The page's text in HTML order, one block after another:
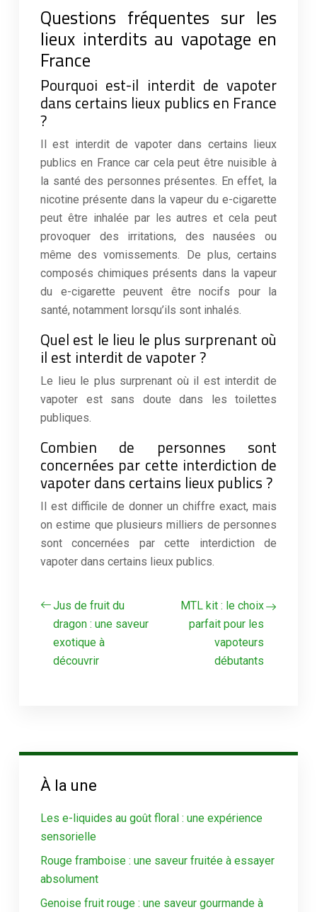
Questions fréquentes sur les
lieux interdits au vapotage en
France
Pourquoi est-il interdit de vapoter
dans certains lieux publics en France
?
Il est interdit de vapoter dans certains lieux
publics en France car cela peut être nuisible à
la santé des personnes présentes. En effet, la
nicotine présente dans la vapeur du e-cigarette
peut être inhalée par les autres et cela peut
provoquer des irritations, des nausées ou
même des vomissements. De plus, certains
composés chimiques présents dans la vapeur
du e-cigarette peuvent être nocifs pour la
santé, notamment lorsqu’ils sont inhalés.
Quel est le lieu le plus surprenant où
il est interdit de vapoter ?
Le lieu le plus surprenant où il est interdit de
vapoter est sans doute dans les toilettes
publiques.
Combien de personnes sont
concernées par cette interdiction de
vapoter dans certains lieux publics ?
Il est difficile de donner un chiffre exact, mais
on estime que plusieurs milliers de personnes
sont concernées par cette interdiction de
vapoter dans certains lieux publics.
Jus de fruit du
dragon : une saveur
exotique à
découvrir
MTL kit : le choix
parfait pour les
vapoteurs
débutants
À la une
Les e-liquides au goût floral : une expérience
sensorielle
Rouge framboise : une saveur fruitée à essayer
absolument
Genoise fruit rouge : une saveur gourmande à